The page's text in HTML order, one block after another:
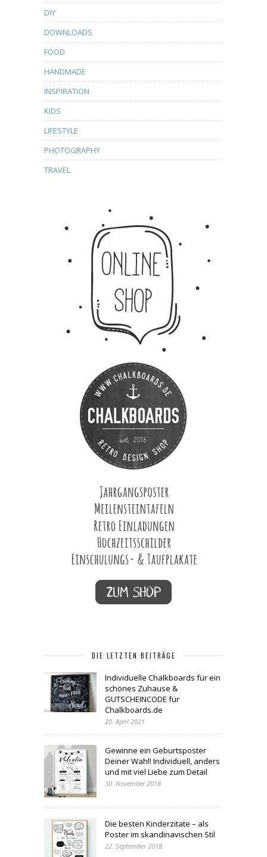
DIY
DOWNLOADS
FOOD
HANDMADE
INSPIRATION
KIDS
LIFESTYLE
PHOTOGRAPHY
TRAVEL
DIE LETZTEN BEITRÄGE
Individuelle Chalkboards für ein
schönes Zuhause &
GUTSCHEINCODE für
Chalkboards.de
20. April 2021
Gewinne ein Geburtsposter
Deiner Wahl! Individuell, anders
und mit viel Liebe zum Detail
30. November 2018
Die besten Kinderzitate – als
Poster im skandinavischen Stil
22. September 2018